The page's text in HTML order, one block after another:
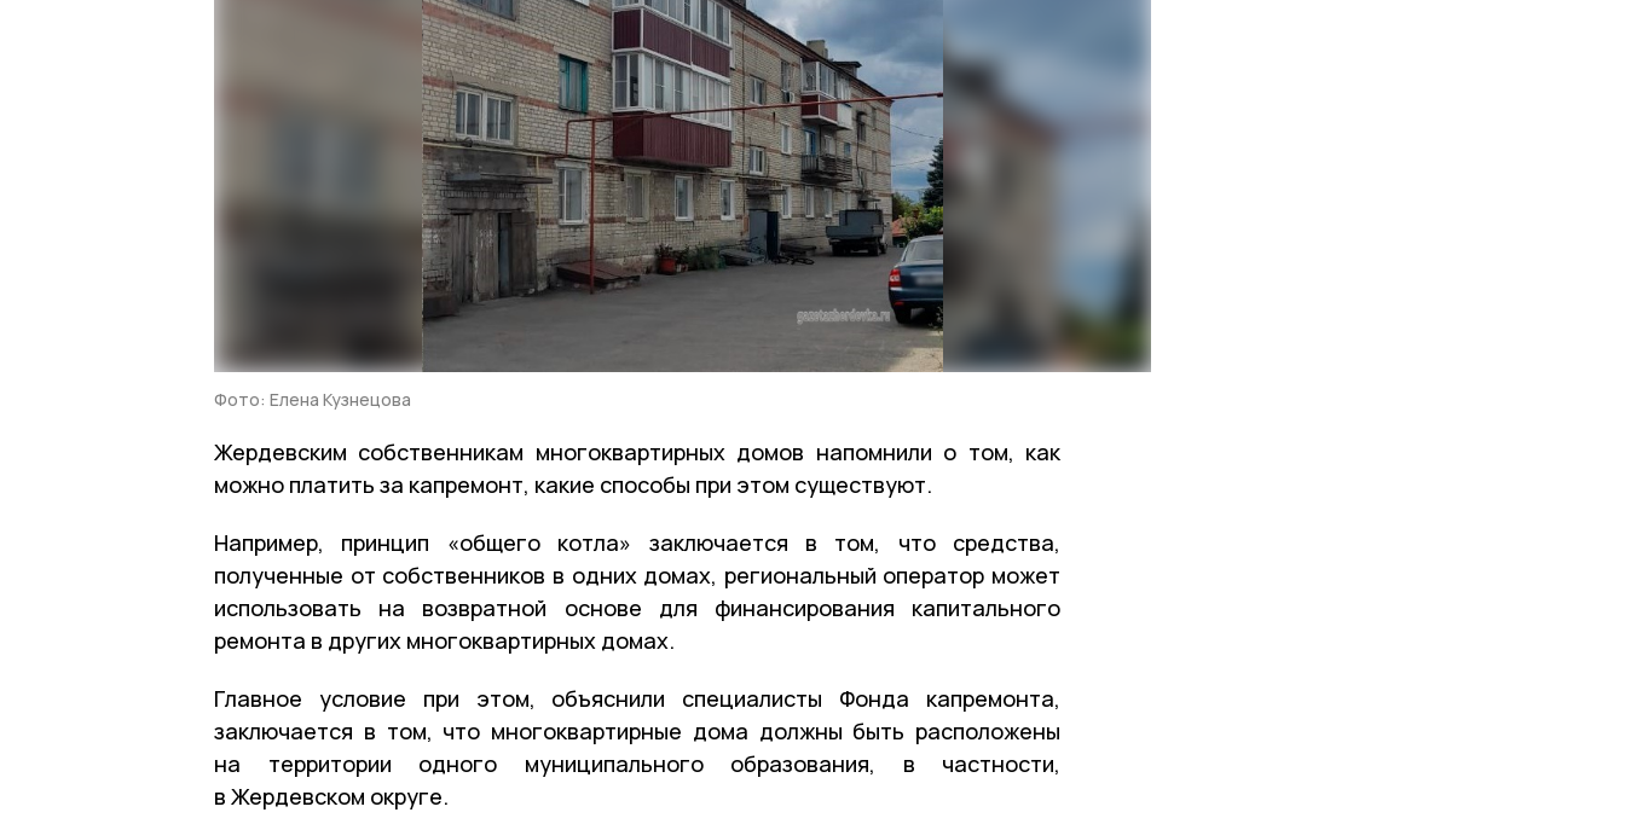
Фото: Елена Кузнецова
Жердевским собственникам многоквартирных домов напомнили о том, как
можно платить за капремонт, какие способы при этом существуют.
Например, принцип «общего котла» заключается в том, что средства,
полученные от собственников в одних домах, региональный оператор может
использовать на возвратной основе для финансирования капитального
ремонта в других многоквартирных домах.
Главное условие при этом, объяснили специалисты Фонда капремонта,
заключается в том, что многоквартирные дома должны быть расположены
на территории одного муниципального образования, в частности,
в Жердевском округе.